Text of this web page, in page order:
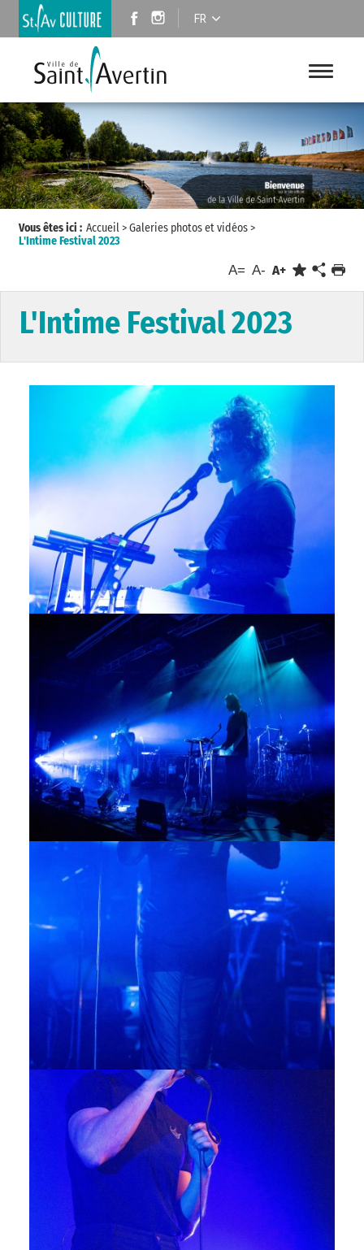
FR
Vous êtes ici : Accueil>Galeries photos et vidéos>
L'Intime Festival 2023
A= A- A+
L'Intime Festival 2023